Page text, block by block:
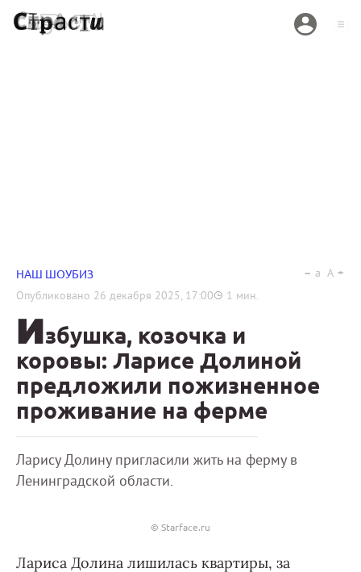
НАШ ШОУБИЗ
Опубликовано 26 декабря 2025, 17:00 1 мин.
a A
Избушка, козочка и
коровы: Ларисе Долиной
предложили пожизненное
проживание на ферме
Ларису Долину пригласили жить на ферму в
Ленинградской области.
© Starface.ru
Лариса Долина лишилась квартиры, за